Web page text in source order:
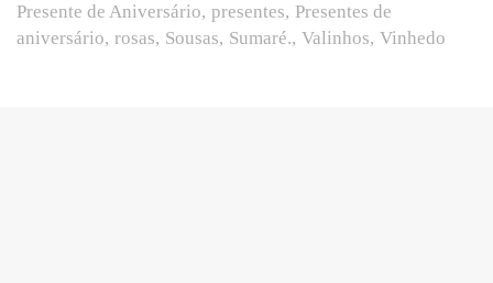
Presente de Aniversário presentes Presentes de
aniversário rosas Sousas Sumaré. Valinhos Vinhedo